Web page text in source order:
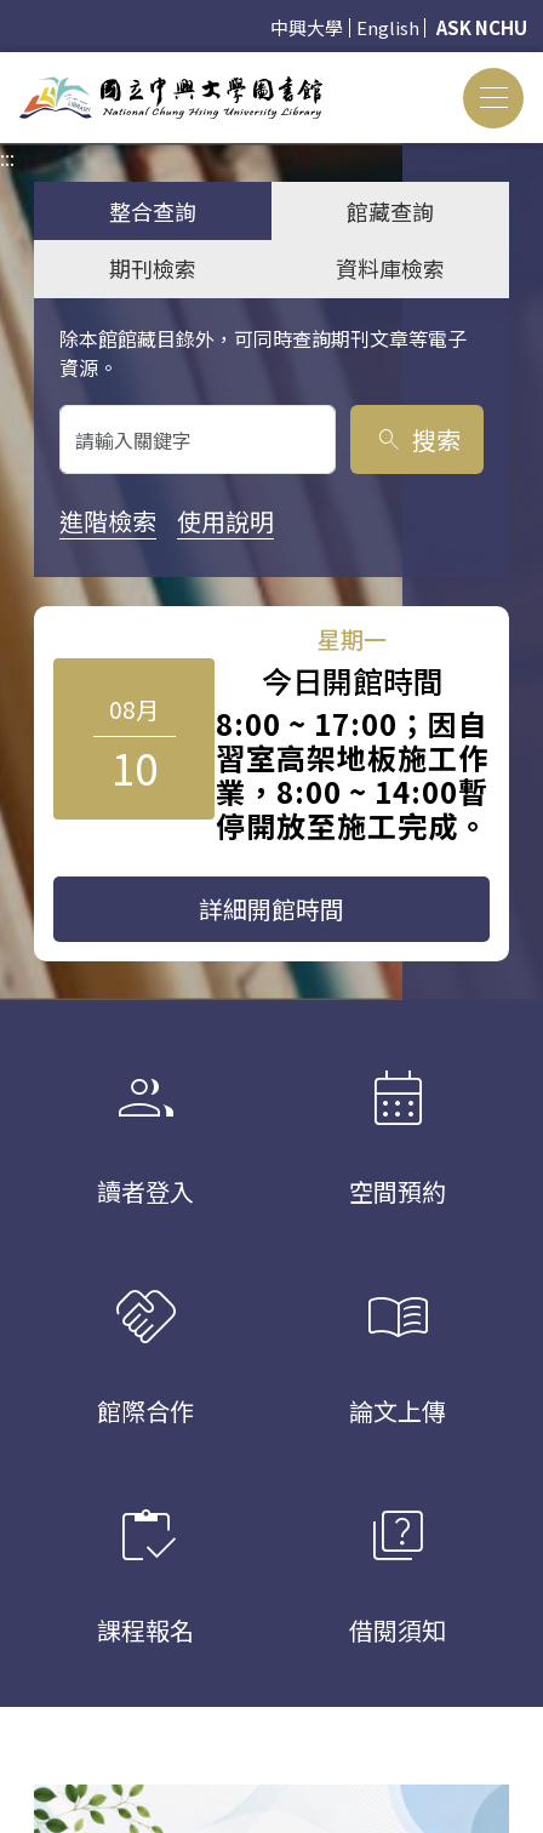
中興大學 English ASK NCHU
:::
整合查詢
館藏查詢
期刊檢索
資料庫檢索
除本館館藏目錄外，可同時查詢期刊文章等電子
資源。
關鍵字搜尋
search 搜索
進階檢索 使用說明
08月
10
星期一
今日開館時間
8:00 ~ 17:00；因自
習室高架地板施工作
業，8:00 ~ 14:00暫
停開放至施工完成。
詳細開館時間
group
讀者登入
calendar_month
空間預約
handshake
館際合作
menu_book
論文上傳
inventory
課程報名
quiz
借閱須知